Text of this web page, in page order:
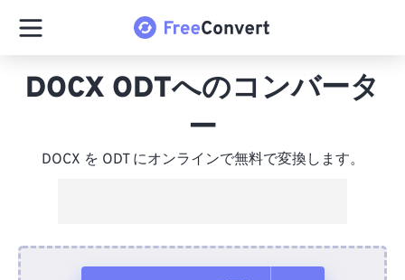
DOCX ODTへのコンバータ
ー
DOCX を ODT にオンラインで無料で変換します。